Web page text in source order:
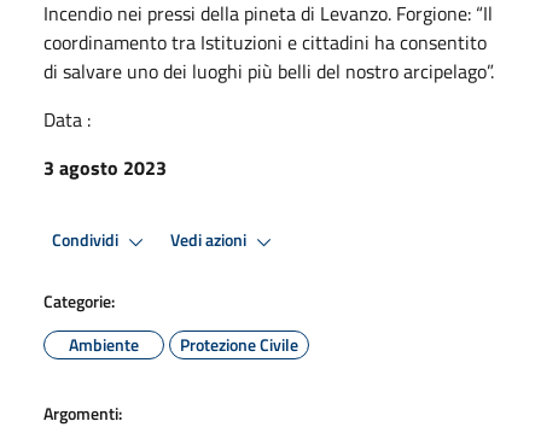
Incendio nei pressi della pineta di Levanzo. Forgione: “Il
coordinamento tra Istituzioni e cittadini ha consentito
di salvare uno dei luoghi più belli del nostro arcipelago”.
Data :
3 agosto 2023
Condividi Vedi azioni
Categorie:
Ambiente
Protezione Civile
Argomenti: